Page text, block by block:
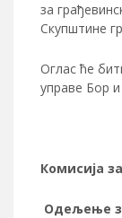
за
Скупштине
Оглас ће
управе Бор
Комисија
Одељење